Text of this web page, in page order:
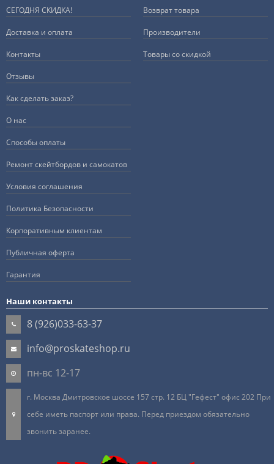
СЕГОДНЯ СКИДКА!
Доставка и оплата
Контакты
Отзывы
Как сделать заказ?
О нас
Способы оплаты
Ремонт скейтбордов и самокатов
Условия соглашения
Политика Безопасности
Корпоративным клиентам
Публичная оферта
Гарантия
Возврат товара
Производители
Товары со скидкой
Наши контакты
8 (926)033-63-37
info@proskateshop.ru
пн-вс 12-17
г. Москва Дмитровское шоссе 157 стр. 12 БЦ "Гефест" офис 202 При
себе иметь паспорт или права. Перед приездом обязательно
звонить заранее.